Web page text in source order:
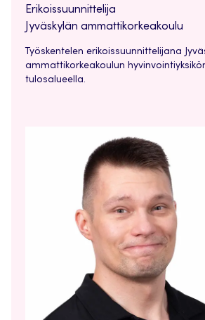
Erikoissuunnittelija
Jyväskylän ammattikorkeakoulu
Työskentelen erikoissuunnittelijana
ammattikorkeakoulun
tulosalueella.